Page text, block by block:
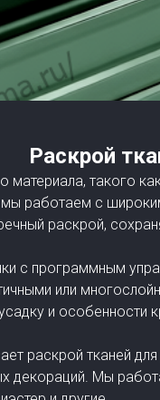
Раскрой
материала, такого
работаем с широким
раскрой,
с программным
или
усадку и
раскрой тканей
декораций. Мы